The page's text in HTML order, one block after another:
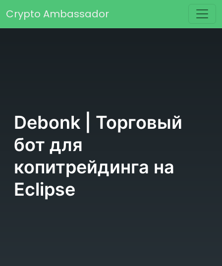
Основная навигация
Crypto Ambassador
Debonk | Торговый
бот для
копитрейдинга на
Eclipse